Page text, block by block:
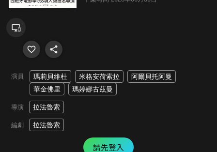
演員 瑪莉貝維杜 米格安荷索拉
阿爾貝托阿曼
華金佛里
瑪婷娜古茲曼
導演 拉法魯索
編劇 拉法魯索
請先登入